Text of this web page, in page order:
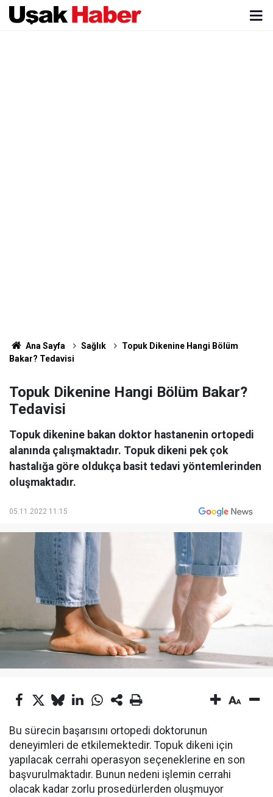
Ana Sayfa Sağlık
Topuk Dikenine Hangi Bölüm
Bakar? Tedavisi
Topuk Dikenine Hangi Bölüm Bakar?
Tedavisi
Topuk dikenine bakan doktor hastanenin ortopedi
alanında çalışmaktadır. Topuk dikeni pek çok
hastalığa göre oldukça basit tedavi yöntemlerinden
oluşmaktadır.
05.11.2022 11:15
Bu sürecin başarısını ortopedi doktorunun
deneyimleri de etkilemektedir. Topuk dikeni için
yapılacak cerrahi operasyon seçeneklerine en son
başvurulmaktadır. Bunun nedeni işlemin cerrahi
olacak kadar zorlu prosedürlerden oluşmuyor